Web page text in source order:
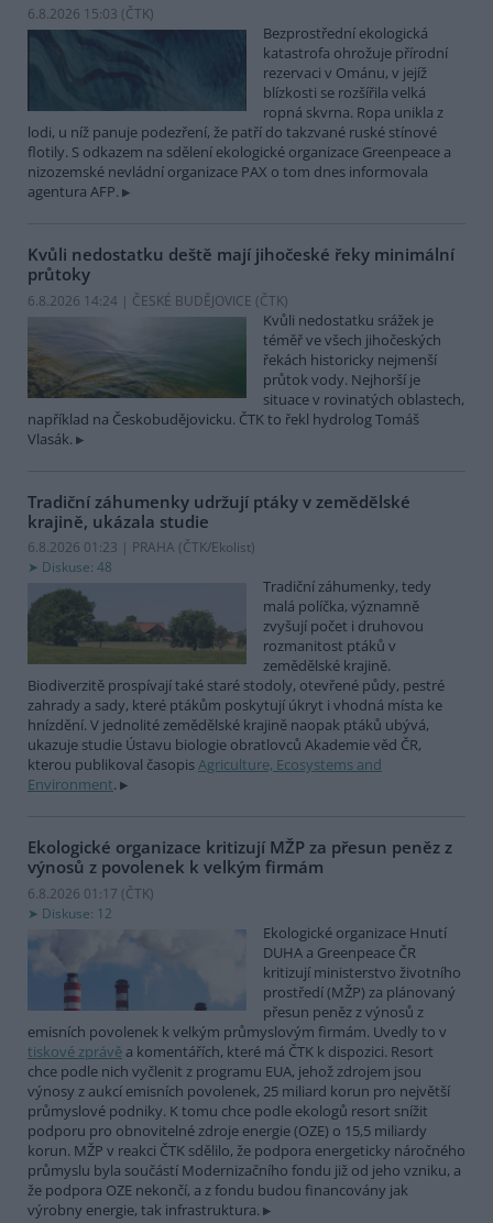
6.8.2026 15:03 (ČTK)
Bezprostřední ekologická
katastrofa ohrožuje přírodní
rezervaci v Ománu, v jejíž
blízkosti se rozšířila velká
ropná skvrna. Ropa unikla z
lodi, u níž panuje podezření, že patří do takzvané ruské stínové
flotily. S odkazem na sdělení ekologické organizace Greenpeace a
nizozemské nevládní organizace PAX o tom dnes informovala
agentura AFP.
Kvůli nedostatku deště mají jihočeské řeky minimální
průtoky
6.8.2026 14:24 | ČESKÉ BUDĚJOVICE (ČTK)
Kvůli nedostatku srážek je
téměř ve všech jihočeských
řekách historicky nejmenší
průtok vody. Nejhorší je
situace v rovinatých oblastech,
například na Českobudějovicku. ČTK to řekl hydrolog Tomáš
Vlasák.
Tradiční záhumenky udržují ptáky v zemědělské
krajině, ukázala studie
6.8.2026 01:23 | PRAHA (ČTK/Ekolist)
Diskuse: 48
Tradiční záhumenky, tedy
malá políčka, významně
zvyšují počet i druhovou
rozmanitost ptáků v
zemědělské krajině.
Biodiverzitě prospívají také staré stodoly, otevřené půdy, pestré
zahrady a sady, které ptákům poskytují úkryt i vhodná místa ke
hnízdění. V jednolité zemědělské krajině naopak ptáků ubývá,
ukazuje studie Ústavu biologie obratlovců Akademie věd ČR,
kterou publikoval časopisAgriculture, Ecosystems and
Environment.
Ekologické organizace kritizují MŽP za přesun peněz z
výnosů z povolenek k velkým firmám
6.8.2026 01:17 (ČTK)
Diskuse: 12
Ekologické organizace Hnutí
DUHA a Greenpeace ČR
kritizují ministerstvo životního
prostředí (MŽP) za plánovaný
přesun peněz z výnosů z
emisních povolenek k velkým průmyslovým firmám. Uvedly to v
tiskové zprávě a komentářích, které má ČTK k dispozici. Resort
chce podle nich vyčlenit z programu EUA, jehož zdrojem jsou
výnosy z aukcí emisních povolenek, 25 miliard korun pro největší
průmyslové podniky. K tomu chce podle ekologů resort snížit
podporu pro obnovitelné zdroje energie (OZE) o 15,5 miliardy
korun. MŽP v reakci ČTK sdělilo, že podpora energeticky náročného
průmyslu byla součástí Modernizačního fondu již od jeho vzniku, a
že podpora OZE nekončí, a z fondu budou financovány jak
výrobny energie, tak infrastruktura.